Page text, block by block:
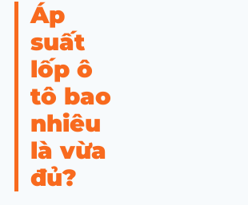
Áp
suất
lốp ô
tô bao
nhiêu
là vừa
đủ?